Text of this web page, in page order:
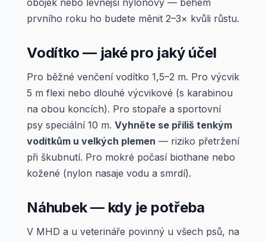
obojek nebo levnější nylonový — během
prvního roku ho budete měnit 2–3× kvůli růstu.
Vodítko — jaké pro jaký účel
Pro běžné venčení vodítko 1,5–2 m. Pro výcvik
5 m flexi nebo dlouhé výcvikové (s karabinou
na obou koncích). Pro stopaře a sportovní
psy speciální 10 m. Vyhněte se příliš tenkým
vodítkům u velkých plemen — riziko přetržení
při škubnutí. Pro mokré počasí biothane nebo
kožené (nylon nasaje vodu a smrdí).
Náhubek — kdy je potřeba
V MHD a u veterináře povinný u všech psů, na